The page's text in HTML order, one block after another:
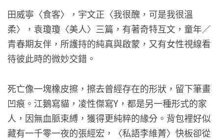
田威寧〈食客〉，宇文正〈我很醜，可是我很溫
柔〉，袁瓊瓊〈美人〉三篇，有著奇特互文，童年／
青春期友伴，所護持的純真與啟蒙，又有女性視線看
待彼此時的微妙交錯。
死亡像一塊橡皮擦，擦去曾經存在的形狀，留下筆畫
凹痕。江鵝寫貓，凌性傑寫Y，都是另一種形式的家
人，因無血脈束縛，獲得更純粹的緣分。背包裡好似
藏有一千零一夜的張經宏，〈私語李維菁〉快板卻從